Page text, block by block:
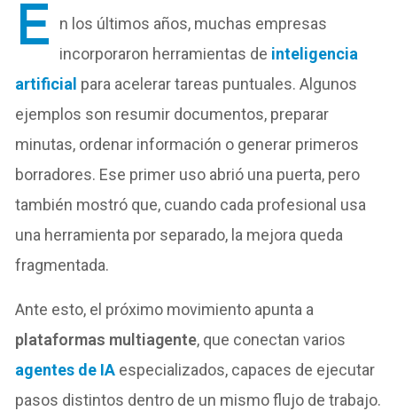
E
n los últimos años, muchas empresas
incorporaron herramientas de inteligencia
artificial para acelerar tareas puntuales. Algunos
ejemplos son resumir documentos, preparar
minutas, ordenar información o generar primeros
borradores. Ese primer uso abrió una puerta, pero
también mostró que, cuando cada profesional usa
una herramienta por separado, la mejora queda
fragmentada.
Ante esto, el próximo movimiento apunta a
plataformas multiagente, que conectan varios
agentes de IA especializados, capaces de ejecutar
pasos distintos dentro de un mismo flujo de trabajo.